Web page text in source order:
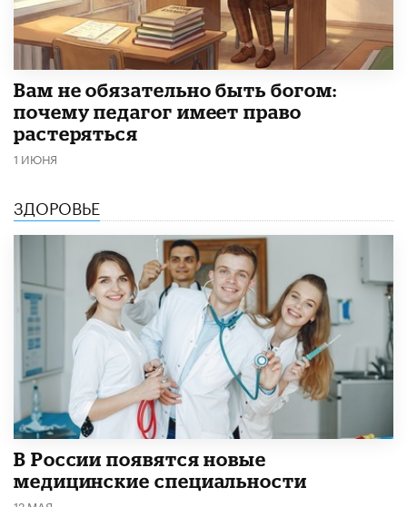
​Вам не обязательно быть богом:
почему педагог имеет право
растеряться
1 ИЮНЯ
ЗДОРОВЬЕ
В России появятся новые
медицинские специальности